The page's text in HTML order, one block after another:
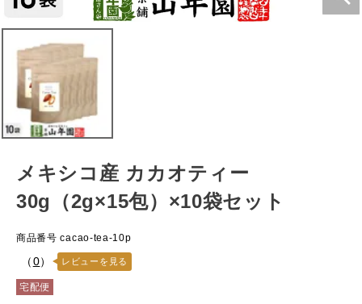
メキシコ産 カカオティー
30g（2g×15包）×10袋セット
商品番号 cacao-tea-10p
（0） レビューを見る
宅配便